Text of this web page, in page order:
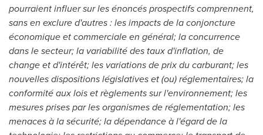
pourraient influer sur les énoncés prospectifs comprennent,
sans en exclure d'autres : les impacts de la conjoncture
économique et commerciale en général; la concurrence
dans le secteur; la variabilité des taux d'inflation, de
change et d'intérêt; les variations de prix du carburant; les
nouvelles dispositions législatives et (ou) réglementaires; la
conformité aux lois et règlements sur l'environnement; les
mesures prises par les organismes de réglementation; les
menaces à la sécurité; la dépendance à l'égard de la